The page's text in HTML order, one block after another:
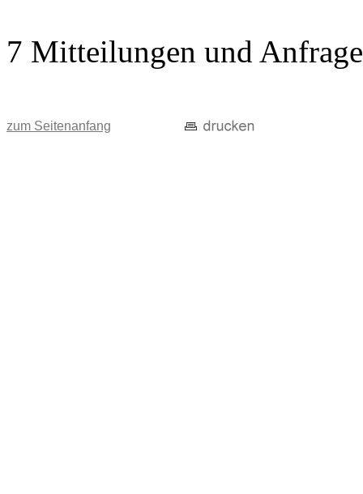
7 Mitteilungen und
zum Seitenanfang